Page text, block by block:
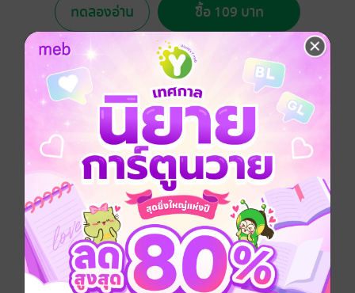
ทดลองอ่าน ซื้อ 109 บาท
1 Rating
อยากได้ ซื้อเป็นของขวัญ ติดตาม แชร์
“จะเกิดอะไรขึ้นถ้า พระหรือนักบวช เหล่านั้นไม่สามารถ
จะช่วยเหลือชาวบ้านได้ ไม่ว่าจะเป็นเพราะพระเกิดกลัวผี
จนขี้ขึ้นสมองไม่ต่างจากชาวบ้านทั่วไป หรือพระวิ่งหนีผีจน
จีวรปลิว…และจะเกิดอะไรขึ้นอีกถ้าพระบางส่วนนั้นกลับ
กลายเป็น “พระผี” หรือ “พระที่มรณภาพไปแล้ว”และจงใจ
มาหลอนใครบางคนเพื่อภารกิจบางประการ”